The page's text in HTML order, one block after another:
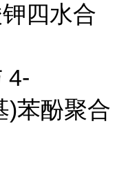
四水合
4-
)苯酚聚合